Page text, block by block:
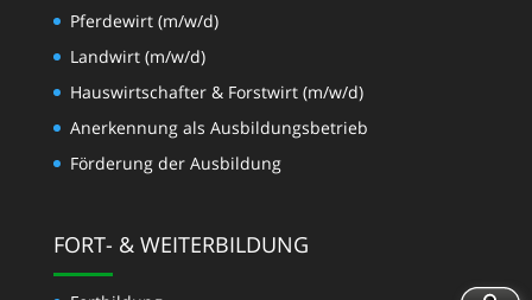
Pferdewirt (m/w/d)
Landwirt (m/w/d)
Hauswirtschafter & Forstwirt (m/w/d)
Anerkennung als Ausbildungsbetrieb
Förderung der Ausbildung
FORT- & WEITERBILDUNG